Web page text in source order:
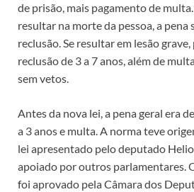
de prisão, mais pagamento de
resultar na morte da pessoa, a pena
reclusão. Se resultar em lesão
reclusão de 3 a 7 anos, além de
sem vetos.
Antes da nova lei, a pena geral era
a 3 anos e multa. A norma teve
lei apresentado pelo deputado Helio
apoiado por outros parlamentares.
foi aprovado pela Câmara dos